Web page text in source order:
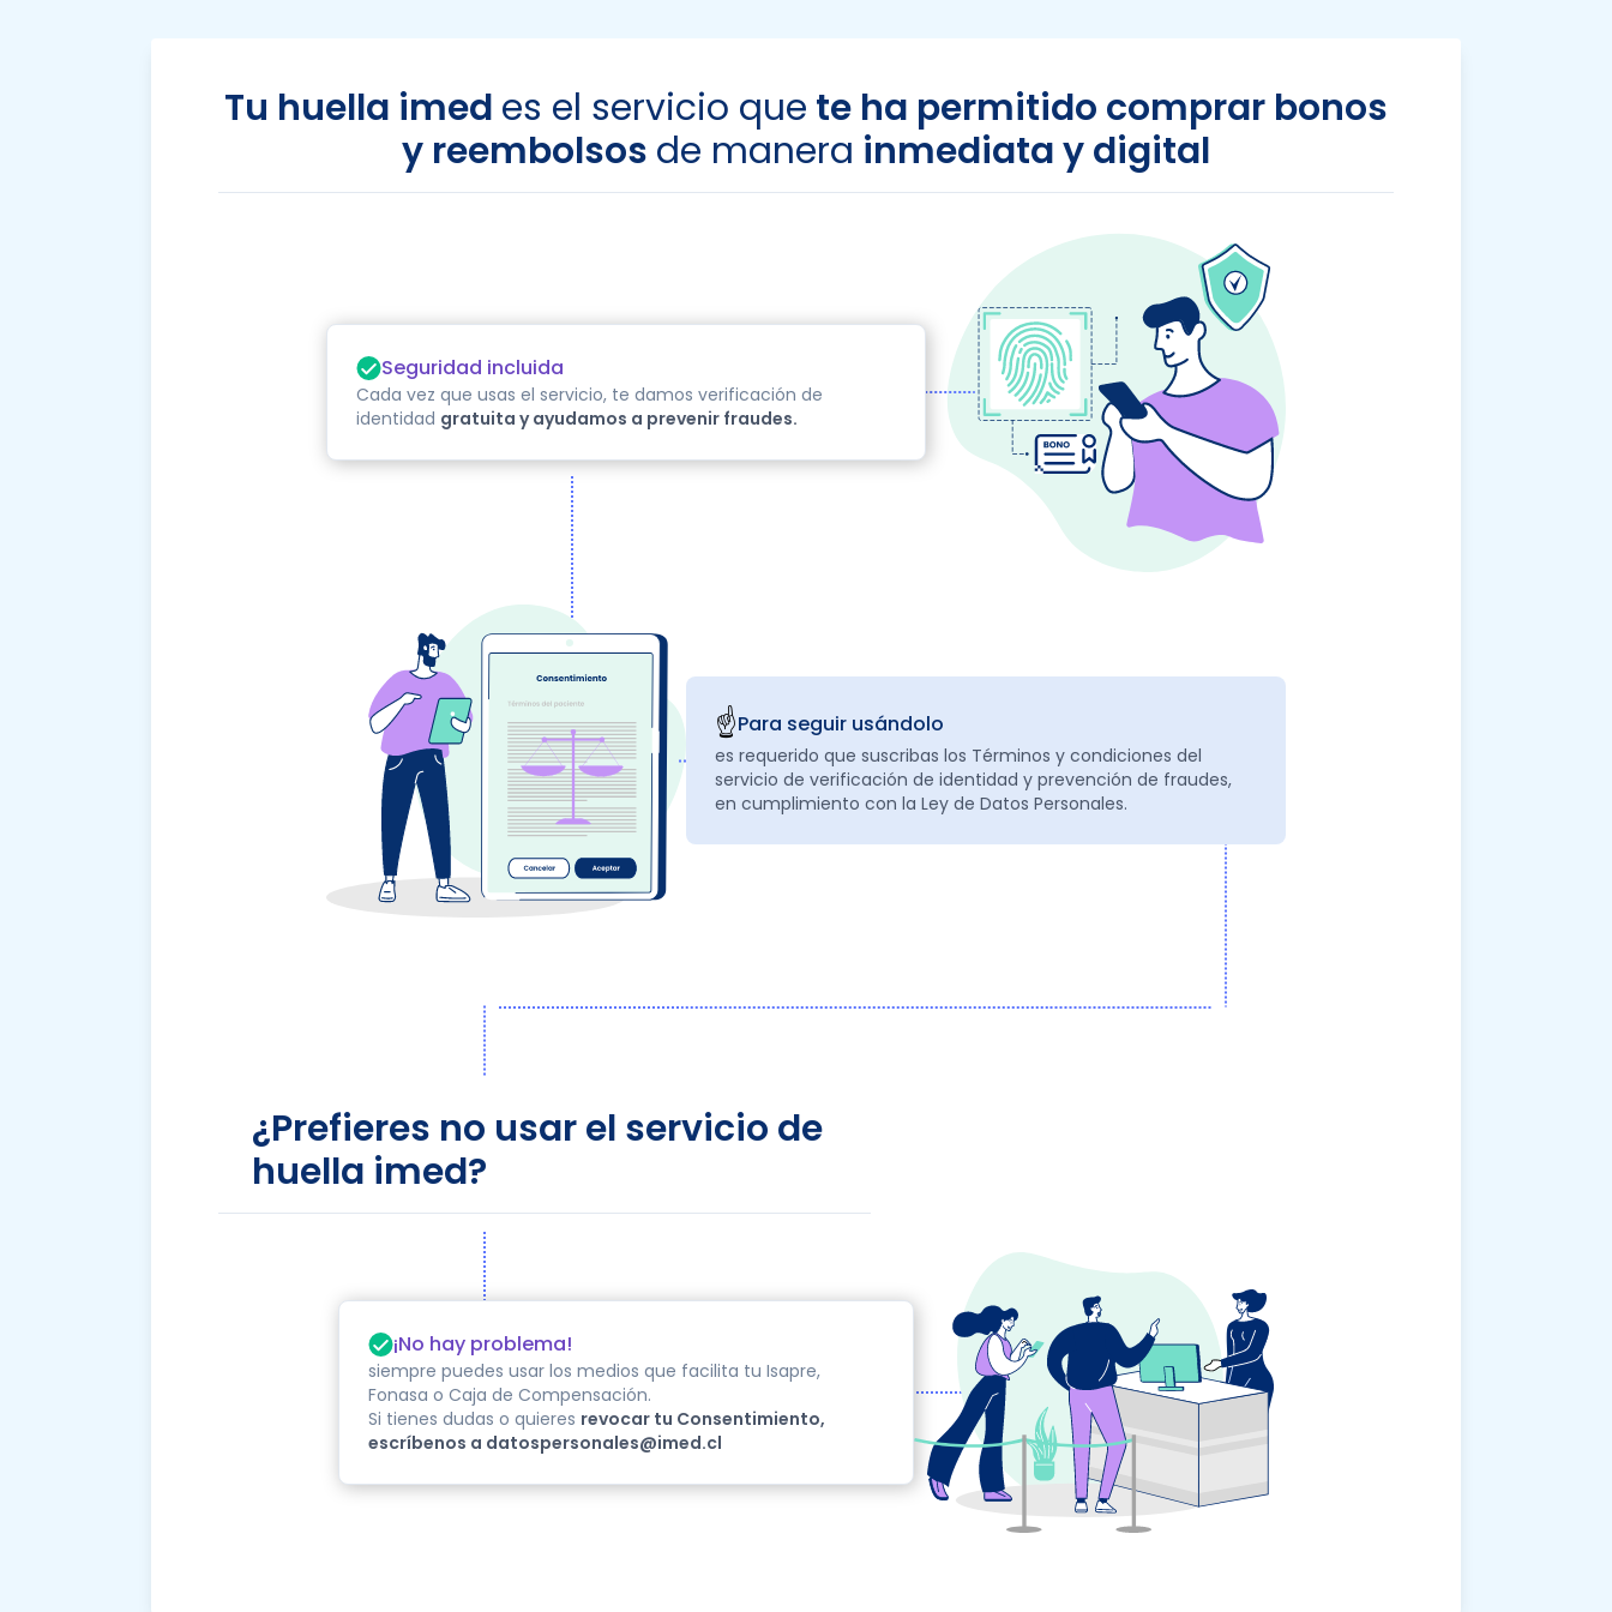
Tu huella imed es el servicio que te ha permitido comprar bonos
y reembolsos de manera inmediata y digital
Seguridad incluida
Cada vez que usas el servicio, te damos verificación de
identidad gratuita y ayudamos a prevenir fraudes.
☝️Para seguir usándolo
es requerido que suscribas los Términos y condiciones del
servicio de verificación de identidad y prevención de fraudes,
en cumplimiento con la Ley de Datos Personales.
¿Prefieres no usar el servicio de
huella imed?
¡No hay problema!
siempre puedes usar los medios que facilita tu Isapre,
Fonasa o Caja de Compensación.
Si tienes dudas o quieres revocar tu Consentimiento,
escríbenos a datospersonales@imed.cl